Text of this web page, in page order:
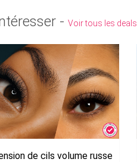
- Voir tous les deals
de cils volume russe